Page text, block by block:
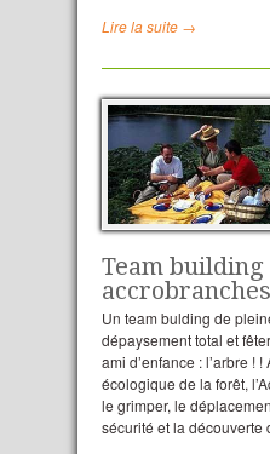
Lire la suite →
Team
accrobranches
Un team bulding de
dépaysement total et
ami d’enfance : l’arbre !
écologique de la forêt,
le grimper, le
sécurité et la découverte